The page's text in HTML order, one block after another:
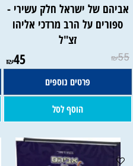
אביהם של ישראל חלק עשירי -
ספורים על הרב מרדכי אליהו
זצ"ל
₪55
₪45
פרטים נוספים
הוסף לסל